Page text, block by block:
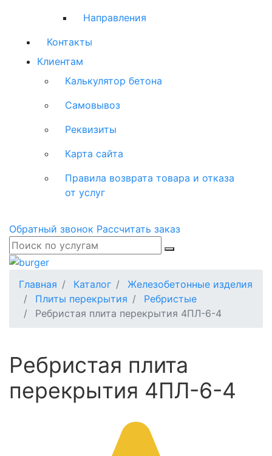
Направления
Контакты
Клиентам
Калькулятор бетона
Самовывоз
Реквизиты
Карта сайта
Правила возврата товара и отказа
от услуг
Обратный звонок Рассчитать заказ
Главная Каталог
Железобетонные изделия
Плиты перекрытия
Ребристые
Ребристая плита перекрытия 4ПЛ-6-4
Ребристая плита
перекрытия 4ПЛ-6-4